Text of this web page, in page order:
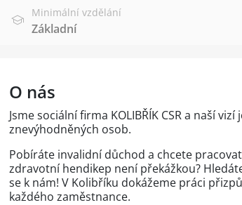
Minimální vzdělání
Základní
O nás
Jsme sociální firma KOLIBŘÍK CSR a naší
znevýhodněných osob.
Pobíráte invalidní důchod a chcete
zdravotní hendikep není překážkou?
se k nám! V Kolibříku dokážeme práci
každého zaměstnance.